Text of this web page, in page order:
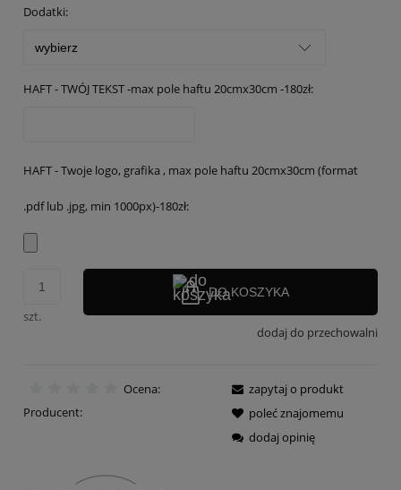
Dodatki:
HAFT - TWÓJ TEKST -max pole haftu 20cmx30cm -180zł:
HAFT - Twoje logo, grafika , max pole haftu 20cmx30cm (format
.pdf lub .jpg, min 1000px)-180zł:
szt.
DO KOSZYKA
dodaj do przechowalni
Ocena:
Producent:
zapytaj o produkt
poleć znajomemu
dodaj opinię